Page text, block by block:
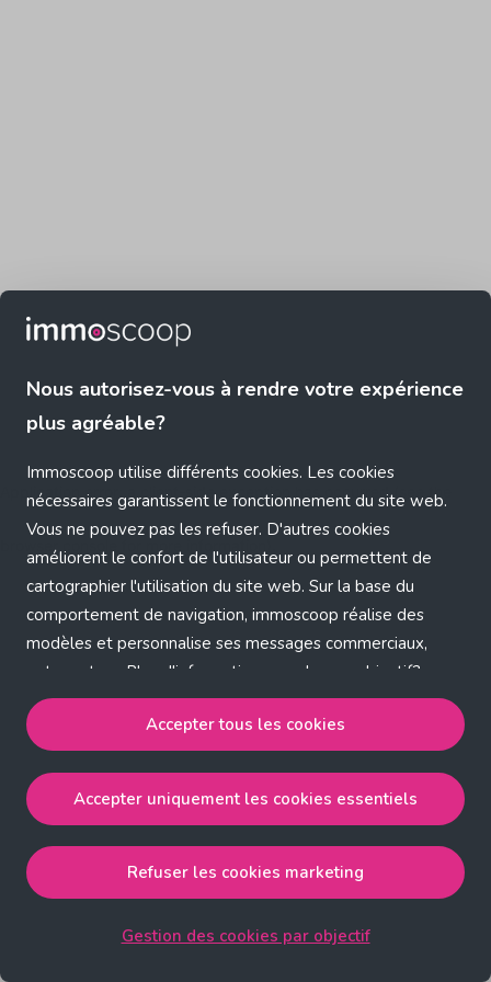
Nous autorisez-vous à rendre votre expérience
plus agréable?
Immoscoop utilise différents cookies. Les cookies
nécessaires garantissent le fonctionnement du site web.
Vous ne pouvez pas les refuser. D'autres cookies
améliorent le confort de l'utilisateur ou permettent de
cartographier l'utilisation du site web. Sur la base du
comportement de navigation, immoscoop réalise des
modèles et personnalise ses messages commerciaux,
entre autres. Plus d'informations sur chaque objectif?
Cliquez sur 'Gestion des cookies par objectif'.
Notre politique de cookies
Accepter tous les cookies
strictement nécessaires, performance, fonctionnalité et
publicité ciblée.
Accepter uniquement les cookies essentielsaccepte
les cookies strictement nécessaires.
Accepter tous les cookies
Accepter uniquement les cookies essentiels
Refuser les cookies marketing
Gestion des cookies par objectif
Application error: a client-side exception has occurred (see the
browser console for more information)